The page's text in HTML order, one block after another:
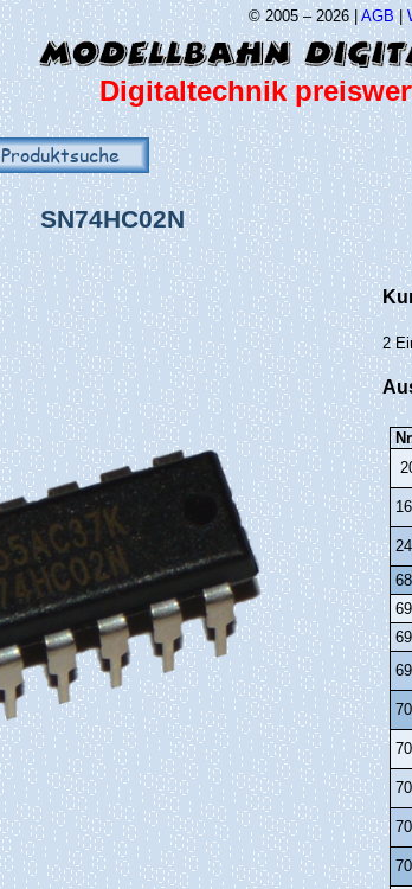
© 2005 – 2026 |AGB|
Digitaltechnik
Produktsuche
SN74HC02N
2